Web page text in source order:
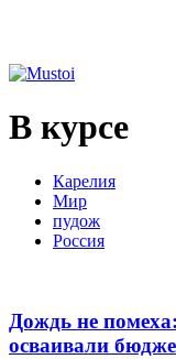
В курсе
Карелия
Мир
пудож
Россия
Дождь не
осваивали